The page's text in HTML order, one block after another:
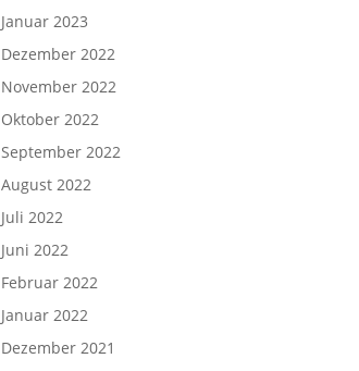
Januar 2023
Dezember 2022
November 2022
Oktober 2022
September 2022
August 2022
Juli 2022
Juni 2022
Februar 2022
Januar 2022
Dezember 2021